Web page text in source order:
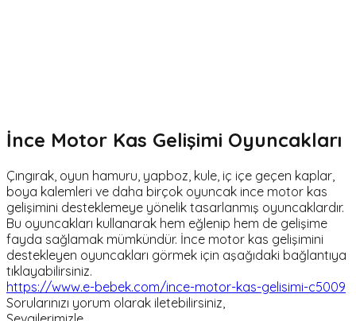
İnce Motor Kas Gelişimi Oyuncakları
Çıngırak, oyun hamuru, yapboz, kule, iç içe geçen kaplar,
boya kalemleri ve daha birçok oyuncak ince motor kas
gelişimini desteklemeye yönelik tasarlanmış oyuncaklardır.
Bu oyuncakları kullanarak hem eğlenip hem de gelişime
fayda sağlamak mümkündür. İnce motor kas gelişimini
destekleyen oyuncakları görmek için aşağıdaki bağlantıya
tıklayabilirsiniz.
https://www.e-bebek.com/ince-motor-kas-gelisimi-c5009
Sorularınızı yorum olarak iletebilirsiniz,